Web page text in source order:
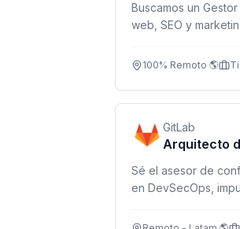
Buscamos un
web, SEO y
100% Remoto 🌎
GitLab
Arquitecto
Sé el asesor de
en DevSecOps,